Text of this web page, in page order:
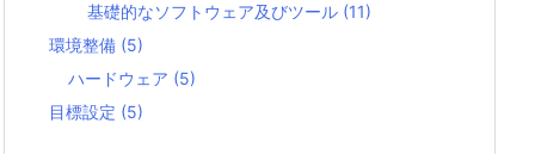
基礎的なソフトウェア及びツール (11)
環境整備 (5)
ハードウェア (5)
目標設定 (5)